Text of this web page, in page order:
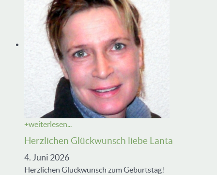
+weiterlesen...
Herzlichen Glückwunsch liebe Lanta
4. Juni 2026
Herzlichen Glückwunsch zum Geburtstag!